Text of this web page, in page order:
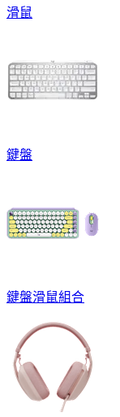
滑鼠
鍵盤
鍵盤滑鼠組合